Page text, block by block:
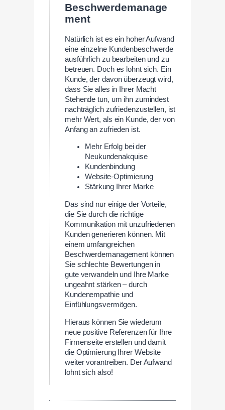
Beschwerdemanage
ment
Natürlich ist es ein hoher Aufwand
eine einzelne Kundenbeschwerde
ausführlich zu bearbeiten und zu
betreuen. Doch es lohnt sich. Ein
Kunde, der davon überzeugt wird,
dass Sie alles in Ihrer Macht
Stehende tun, um ihn zumindest
nachträglich zufriedenzustellen, ist
mehr Wert, als ein Kunde, der von
Anfang an zufrieden ist.
Mehr Erfolg bei der
Neukundenakquise
Kundenbindung
Website-Optimierung
Stärkung Ihrer Marke
Das sind nur einige der Vorteile,
die Sie durch die richtige
Kommunikation mit unzufriedenen
Kunden generieren können. Mit
einem umfangreichen
Beschwerdemanagement können
Sie schlechte Bewertungen in
gute verwandeln und Ihre Marke
ungeahnt stärken – durch
Kundenempathie und
Einfühlungsvermögen.
Hieraus können Sie wiederum
neue positive Referenzen für Ihre
Firmenseite erstellen und damit
die Optimierung Ihrer Website
weiter vorantreiben. Der Aufwand
lohnt sich also!